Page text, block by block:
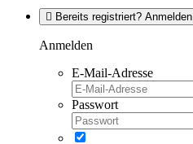
Bereits registriert? Anmelden
Anmelden
E-Mail-Adresse
Passwort